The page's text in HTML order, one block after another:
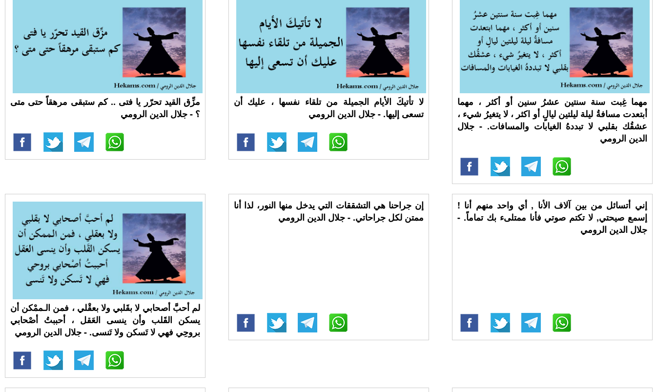
مزِّق القيد تحرّر يا فتى .. كم ستبقى مرهقاً حتى متى
؟ - جلال الدين الرومي
لا تأتيكَ الأيام الجميلة من تلقاء نفسها ، عليك أن
تسعى إليها. - جلال الدين الرومي
مهما غِبت سنة سنتين عشرُ سنين أو أكثر ، مهما
أبتعدت مسافةُ ليلة ليلتين ليالٍ أو اكثر ، لا يتغيرُ شيء ،
عشقُك بقلبي لا تبددهُ الغيابات والمسافات. - جلال
الدين الرومي
لم أحبَّ أصحابي لا بقَلبي ولا بعقْلي ، فمن الـممْكن أن
يسكن القَلب وأن ينسى العَقل ، أحببتُ أصْحابي
بروحِي فهي لا تَسكن ولا تَنسى. - جلال الدين الرومي
إن جراحنا هي التشققات التي يدخل منها النور، لذا أنا
ممتن لكل جراحاتي. - جلال الدين الرومي
إني أتسائل من بين آلاف الأنا , أي واحد منهم أنا !
إسمع صيحتي, لا تكتم صوتي فأنا ممتلىء بك تماماً. -
جلال الدين الرومي